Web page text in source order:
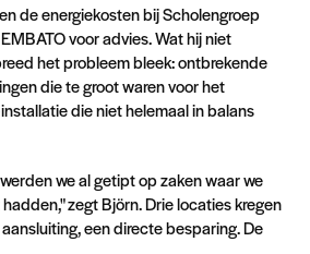
de energiekosten bij Scholengroep
voor advies. Wat hij niet
het probleem bleek: ontbrekende
die te groot waren voor het
die niet helemaal in balans
we al getipt op zaken waar we
zegt Björn. Drie locaties kregen
een directe besparing. De